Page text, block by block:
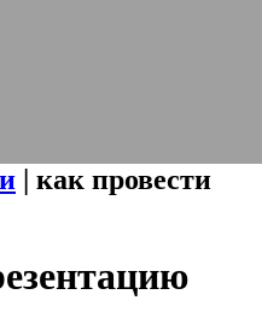
| как провести